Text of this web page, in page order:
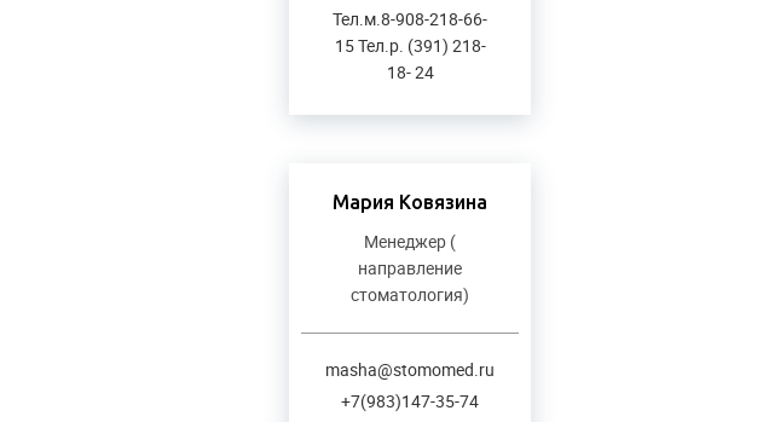
Тел.м.8-908-218-66-
15 Тел.р. (391) 218-
18- 24
Мария Ковязина
Менеджер (
направление
стоматология)
masha@stomomed.ru
+7(983)147-35-74